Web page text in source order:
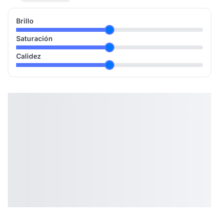
Brillo
Saturación
Calidez